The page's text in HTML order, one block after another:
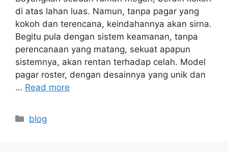
di atas lahan luas. Namun, tanpa pagar yang
kokoh dan terencana, keindahannya akan sirna.
Begitu pula dengan sistem keamanan, tanpa
perencanaan yang matang, sekuat apapun
sistemnya, akan rentan terhadap celah. Model
pagar roster, dengan desainnya yang unik dan
… Read more
Kategori
blog